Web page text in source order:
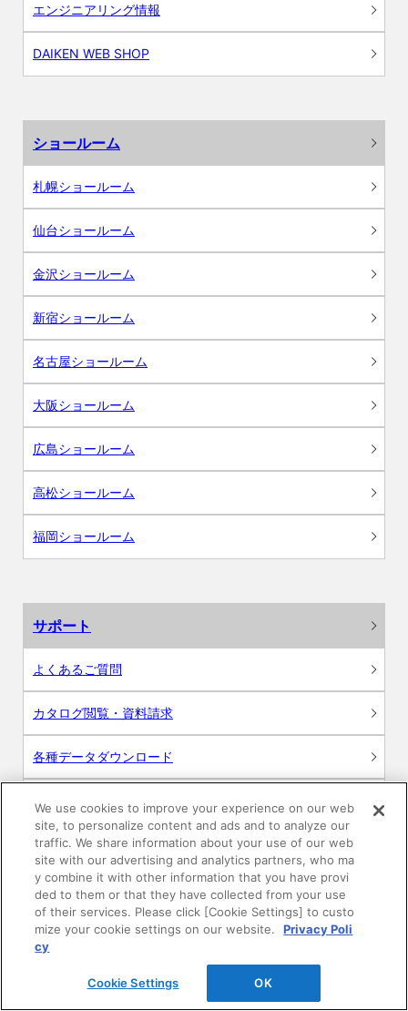
エンジニアリング情報
DAIKEN WEB SHOP
ショールーム
札幌ショールーム
仙台ショールーム
金沢ショールーム
新宿ショールーム
名古屋ショールーム
大阪ショールーム
広島ショールーム
高松ショールーム
福岡ショールーム
サポート
よくあるご質問
カタログ閲覧・資料請求
各種データダウンロード
WEB見積・各種シミュレーション
交換用部品の購入
修理・点検
お問い合わせ
We use cookies to improve your experience on our web
site, to personalize content and ads and to analyze our
traffic. We share information about your use of our web
site with our advertising and analytics partners, who ma
y combine it with other information that you have provi
ded to them or that they have collected from your use
of their services. Please click [Cookie Settings] to custo
mize your cookie settings on our website.
Privacy Poli
cy
Cookie Settings OK